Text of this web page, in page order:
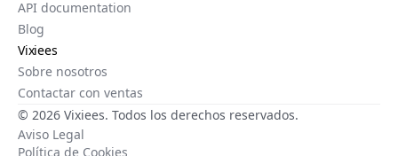
API documentation
Blog
Vixiees
Sobre nosotros
Contactar con ventas
© 2026 Vixiees. Todos los derechos reservados.
Aviso Legal
Política de Cookies